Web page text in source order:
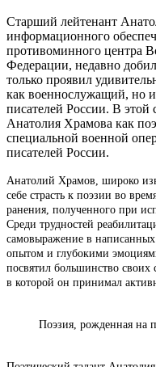
Старший лейтенант
информационного
противоминного центра
Федерации, недавно
только проявил
как военнослужащий, но
писателей России. В этой
Анатолия Храмова как
специальной военной
писателей России.
Анатолий Храмов, широко
себе страсть к поэзии во
ранения, полученного при
Среди трудностей
самовыражение в
опытом и глубокими
посвятил большинство своих
в которой он принимал
Поэзия, рожденная на